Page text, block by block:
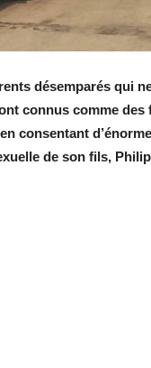
désemparés qui
connus comme
consentant
de son fils,